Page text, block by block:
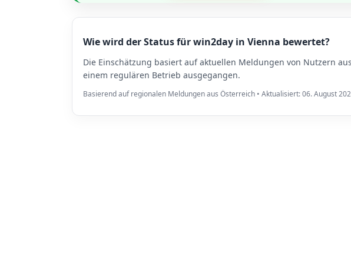
Wie wird der Status für win2day in Vienna bewertet?
Die Einschätzung basiert auf aktuellen Meldungen von Nutzern
einem regulären Betrieb ausgegangen.
Basierend auf regionalen Meldungen aus Österreich • Aktualisiert: 06. August